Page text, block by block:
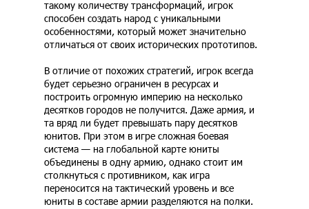
такому количеству трансформаций, игрок
способен создать народ с уникальными
особенностями, который может значительно
отличаться от своих исторических прототипов.
В отличие от похожих стратегий, игрок всегда
будет серьезно ограничен в ресурсах и
построить огромную империю на несколько
десятков городов не получится. Даже армия, и
та вряд ли будет превышать пару десятков
юнитов. При этом в игре сложная боевая
система — на глобальной карте юниты
объединены в одну армию, однако стоит им
столкнуться с противником, как игра
переносится на тактический уровень и все
юниты в составе армии разделяются на полки.